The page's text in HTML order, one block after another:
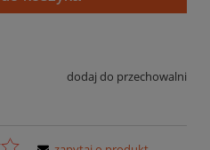
dodaj do przechowalni